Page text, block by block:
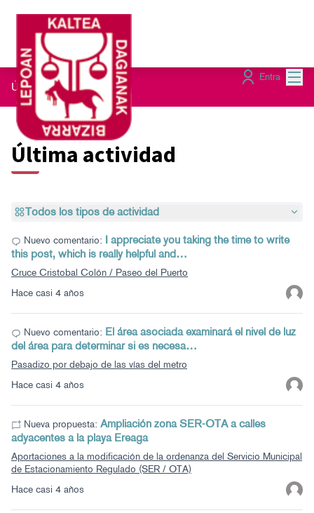
Entra
Últimas actividades
Última actividad
Todos los tipos de actividad
Hace casi 4 años
Nuevo comentario: I appreciate you taking the time to write
this post, which is really helpful and…
Cruce Cristobal Colón / Paseo del Puerto
Hace casi 4 años
Nuevo comentario: El área asociada examinará el nivel de luz
del área para determinar si es necesa…
Pasadizo por debajo de las vías del metro
Hace casi 4 años
Nueva propuesta: Ampliación zona SER-OTA a calles
adyacentes a la playa Ereaga
Aportaciones a la modificación de la ordenanza del Servicio Municipal
de Estacionamiento Regulado (SER / OTA)